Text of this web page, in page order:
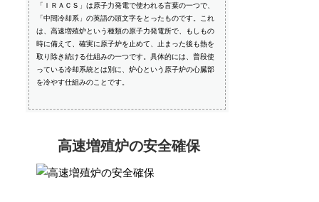
「ＩＲＡＣＳ」は原子力発電で使われる言葉の一つで、
「中間冷却系」の英語の頭文字をとったものです。これ
は、高速増殖炉という種類の原子力発電所で、もしもの
時に備えて、確実に原子炉を止めて、止まった後も熱を
取り除き続ける仕組みの一つです。具体的には、普段使
っている冷却系統とは別に、炉心という原子炉の心臓部
を冷やす仕組みのことです。
高速増殖炉の安全確保